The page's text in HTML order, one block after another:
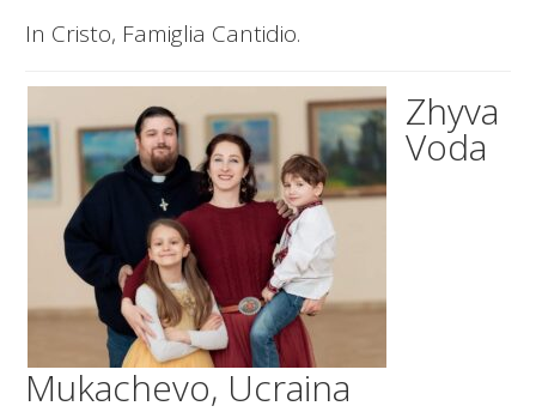
In Cristo, Famiglia Cantidio.
Zhyva
Voda
Mukachevo, Ucraina